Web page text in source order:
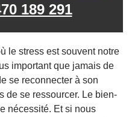
189 291
le stress est souvent notre
important que jamais de
se reconnecter à son
de se ressourcer. Le bien-
nécessité. Et si nous